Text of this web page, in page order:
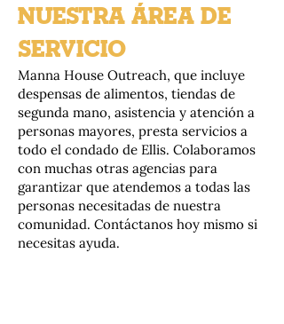
NUESTRA ÁREA DE
SERVICIO
Manna House Outreach, que incluye
despensas de alimentos, tiendas de
segunda mano, asistencia y atención a
personas mayores, presta servicios a
todo el condado de Ellis. Colaboramos
con muchas otras agencias para
garantizar que atendemos a todas las
personas necesitadas de nuestra
comunidad. Contáctanos hoy mismo si
necesitas ayuda.